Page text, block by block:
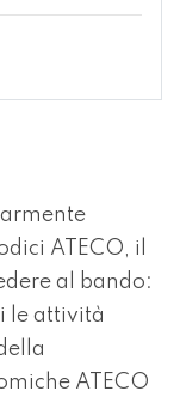
ATECO, il
al bando:
le attività
ATECO